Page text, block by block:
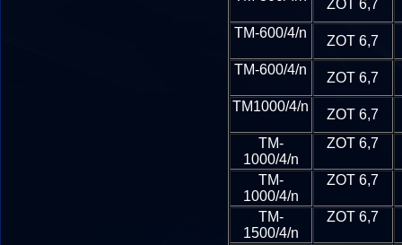
ZOT 6,7
TM-600/4/n
ZOT 6,7
TM-600/4/n
ZOT 6,7
TM1000/4/n
ZOT 6,7
TM-
1000/4/n
ZOT 6,7
TM-
1000/4/n
ZOT 6,7
TM-
1500/4/n
ZOT 6,7